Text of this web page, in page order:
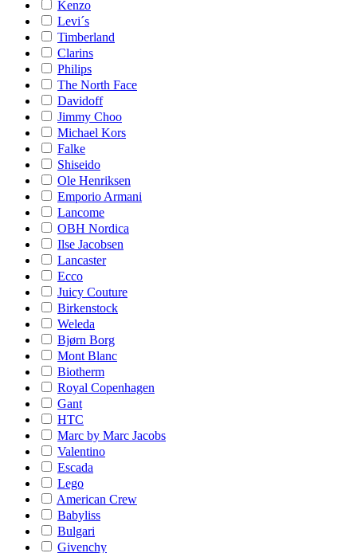
Kenzo
Levi´s
Timberland
Clarins
Philips
The North Face
Davidoff
Jimmy Choo
Michael Kors
Falke
Shiseido
Ole Henriksen
Emporio Armani
Lancome
OBH Nordica
Ilse Jacobsen
Lancaster
Ecco
Juicy Couture
Birkenstock
Weleda
Bjørn Borg
Mont Blanc
Biotherm
Royal Copenhagen
Gant
HTC
Marc by Marc Jacobs
Valentino
Escada
Lego
American Crew
Babyliss
Bulgari
Givenchy